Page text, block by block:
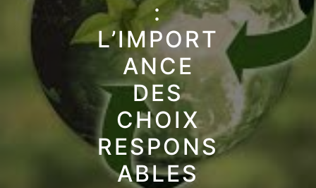
:
L’IMPORT
ANCE
DES
CHOIX
RESPONS
ABLES